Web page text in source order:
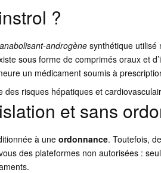
?
androgènesynthétique utilisé
sous forme de comprimés oraux et
un médicament soumis à
des risques hépatiques et
et sans
à uneordonnance. Toutefois,
des plateformes non autorisées :